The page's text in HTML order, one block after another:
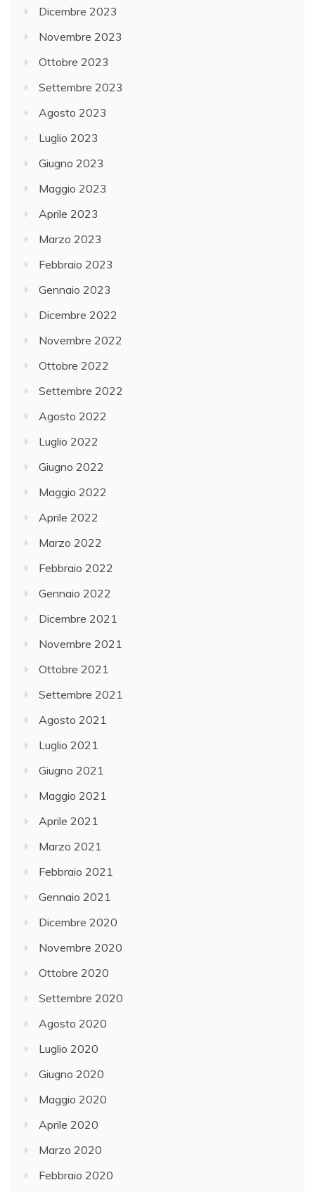
Dicembre 2023
Novembre 2023
Ottobre 2023
Settembre 2023
Agosto 2023
Luglio 2023
Giugno 2023
Maggio 2023
Aprile 2023
Marzo 2023
Febbraio 2023
Gennaio 2023
Dicembre 2022
Novembre 2022
Ottobre 2022
Settembre 2022
Agosto 2022
Luglio 2022
Giugno 2022
Maggio 2022
Aprile 2022
Marzo 2022
Febbraio 2022
Gennaio 2022
Dicembre 2021
Novembre 2021
Ottobre 2021
Settembre 2021
Agosto 2021
Luglio 2021
Giugno 2021
Maggio 2021
Aprile 2021
Marzo 2021
Febbraio 2021
Gennaio 2021
Dicembre 2020
Novembre 2020
Ottobre 2020
Settembre 2020
Agosto 2020
Luglio 2020
Giugno 2020
Maggio 2020
Aprile 2020
Marzo 2020
Febbraio 2020